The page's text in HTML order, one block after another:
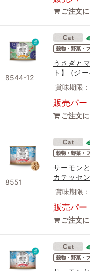
ご注文
8544-12
うさぎと
ト】 (ジ
賞味期限
販売パ
ご注文
8551
サーモン
カテッセ
賞味期限
販売パ
ご注文